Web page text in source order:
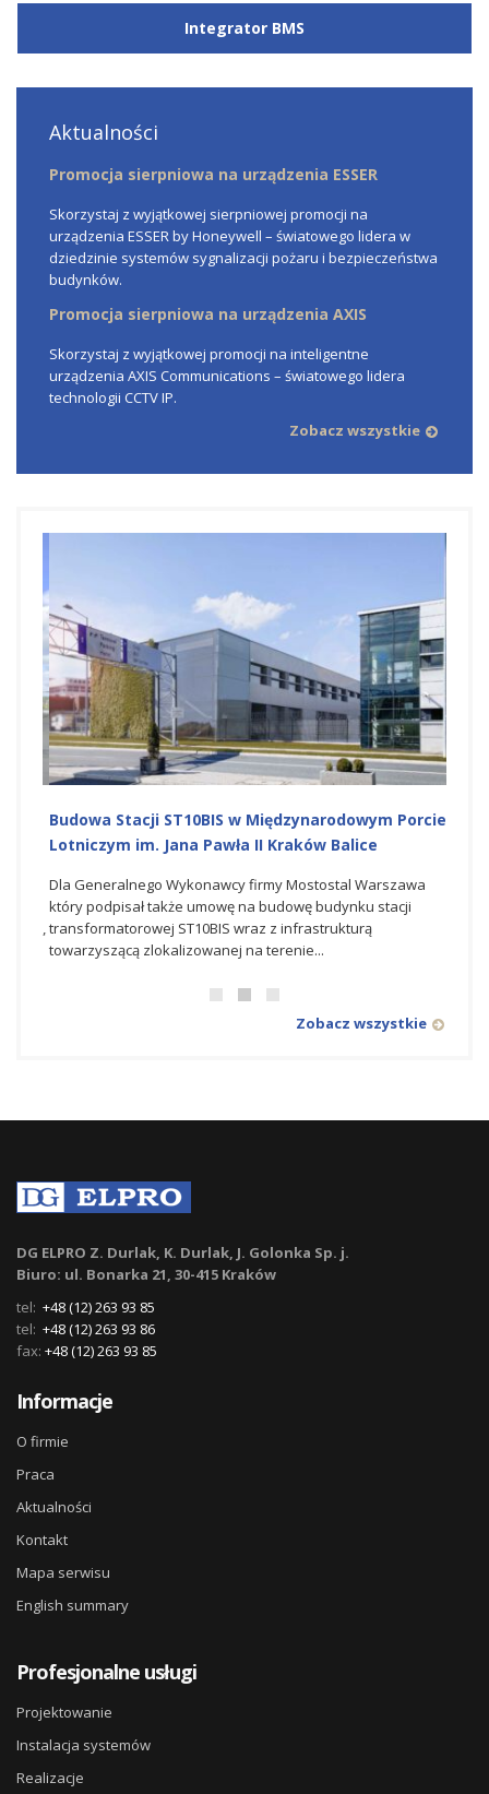
Integrator BMS
Aktualności
Promocja sierpniowa na urządzenia ESSER
Skorzystaj z wyjątkowej sierpniowej promocji na
urządzenia ESSER by Honeywell – światowego lidera w
dziedzinie systemów sygnalizacji pożaru i bezpieczeństwa
budynków.
Promocja sierpniowa na urządzenia AXIS
Skorzystaj z wyjątkowej promocji na inteligentne
urządzenia AXIS Communications – światowego lidera
technologii CCTV IP.
Zobacz wszystkie
Budowa Stacji ST10BIS w Międzynarodowym Porcie
Lotniczym im. Jana Pawła II Kraków Balice
Dla Generalnego Wykonawcy firmy Mostostal Warszawa
który podpisał także umowę na budowę budynku stacji
transformatorowej ST10BIS wraz z infrastrukturą
towarzyszącą zlokalizowanej na terenie...
Zobacz wszystkie
DG ELPRO Z. Durlak, K. Durlak, J. Golonka Sp. j.
Biuro: ul. Bonarka 21, 30-415 Kraków
tel: +48 (12) 263 93 85
tel: +48 (12) 263 93 86
fax: +48 (12) 263 93 85
Informacje
O firmie
Praca
Aktualności
Kontakt
Mapa serwisu
English summary
Profesjonalne usługi
Projektowanie
Instalacja systemów
Realizacje